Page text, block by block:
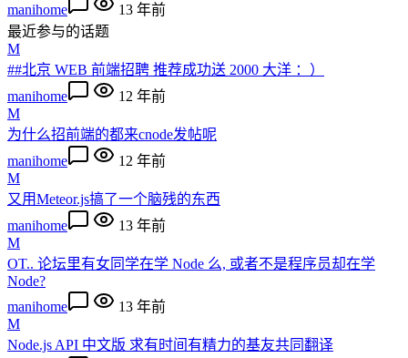
manihome
13 年前
最近参与的话题
M
##北京 WEB 前端招聘 推荐成功送 2000 大洋 ：）
manihome
12 年前
M
为什么招前端的都来cnode发帖呢
manihome
12 年前
M
又用Meteor.js搞了一个脑残的东西
manihome
13 年前
M
OT.. 论坛里有女同学在学 Node 么, 或者不是程序员却在学
Node?
manihome
13 年前
M
Node.js API 中文版 求有时间有精力的基友共同翻译